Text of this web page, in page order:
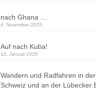
nach Ghana ….
4. November 2025
Auf nach Kuba!
10. Januar 2025
Wandern und Radfahren in
Schweiz und an der Lübecker